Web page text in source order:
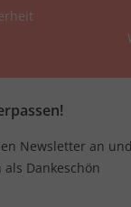
Newsletter an
Dankeschön